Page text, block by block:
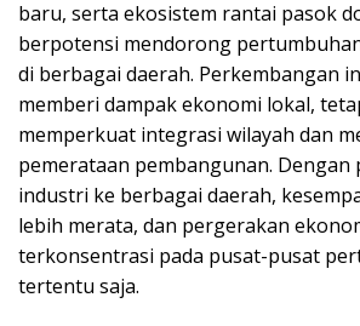
baru, serta ekosistem rantai pasok
berpotensi mendorong
di berbagai daerah. Perkembangan
memberi dampak ekonomi lokal,
memperkuat integrasi wilayah dan
pemerataan pembangunan. Dengan
industri ke berbagai daerah,
lebih merata, dan pergerakan
terkonsentrasi pada pusat-pusat
tertentu saja.